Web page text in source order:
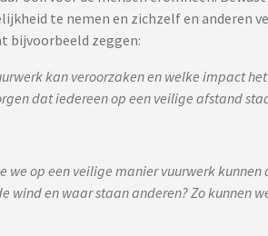
te nemen en zichzelf en anderen
bijvoorbeeld zeggen:
kan veroorzaken en welke impact
dat iedereen op een veilige afstand
we op een veilige manier vuurwerk kunnen
wind en waar staan anderen? Zo kunnen